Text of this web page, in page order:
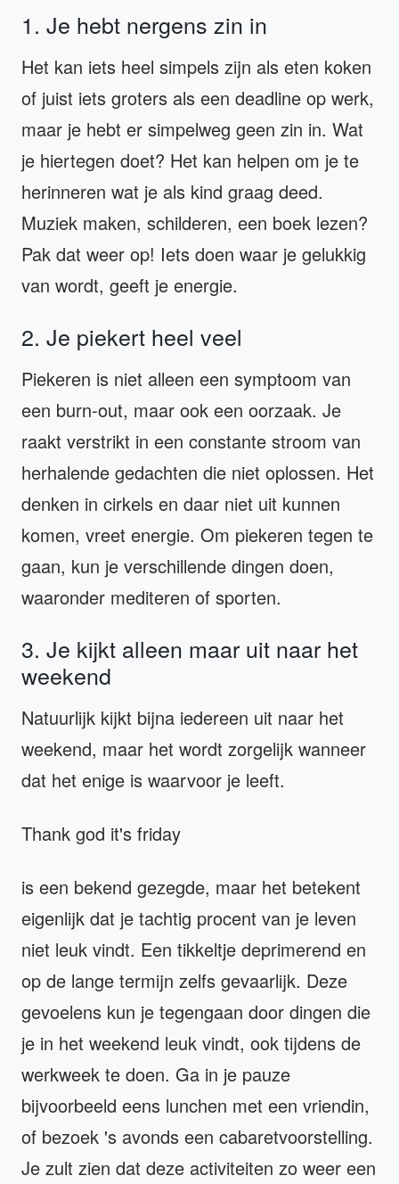
1. Je hebt nergens zin in
Het kan iets heel simpels zijn als eten koken
of juist iets groters als een deadline op werk,
maar je hebt er simpelweg geen zin in. Wat
je hiertegen doet? Het kan helpen om je te
herinneren wat je als kind graag deed.
Muziek maken, schilderen, een boek lezen?
Pak dat weer op! Iets doen waar je gelukkig
van wordt, geeft je energie.
2. Je piekert heel veel
Piekeren is niet alleen een symptoom van
een burn-out, maar ook een oorzaak. Je
raakt verstrikt in een constante stroom van
herhalende gedachten die niet oplossen. Het
denken in cirkels en daar niet uit kunnen
komen, vreet energie. Om piekeren tegen te
gaan, kun je verschillende dingen doen,
waaronder mediteren of sporten.
3. Je kijkt alleen maar uit naar het
weekend
Natuurlijk kijkt bijna iedereen uit naar het
weekend, maar het wordt zorgelijk wanneer
dat het enige is waarvoor je leeft.
Thank god it's friday
is een bekend gezegde, maar het betekent
eigenlijk dat je tachtig procent van je leven
niet leuk vindt. Een tikkeltje deprimerend en
op de lange termijn zelfs gevaarlijk. Deze
gevoelens kun je tegengaan door dingen die
je in het weekend leuk vindt, ook tijdens de
werkweek te doen. Ga in je pauze
bijvoorbeeld eens lunchen met een vriendin,
of bezoek 's avonds een cabaretvoorstelling.
Je zult zien dat deze activiteiten zo weer een